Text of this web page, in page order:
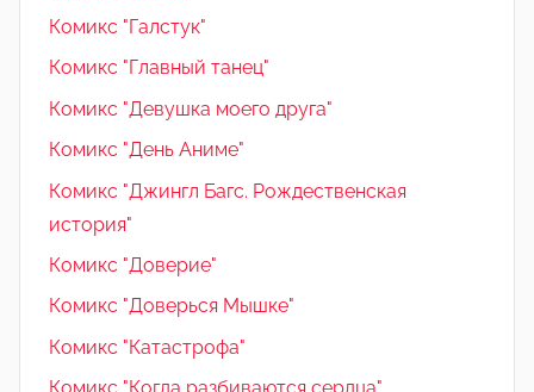
Комикс "Галстук"
Комикс "Главный танец"
Комикс "Девушка моего друга"
Комикс "День Аниме"
Комикс "Джингл Багс. Рождественская
история"
Комикс "Доверие"
Комикс "Доверься Мышке"
Комикс "Катастрофа"